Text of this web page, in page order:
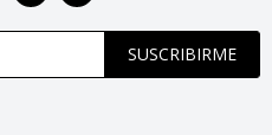
SUSCRIBIRME